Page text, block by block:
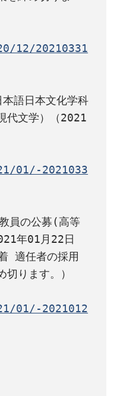
12/20210331
語日本文化学科
代文学）（2021
01/-2021033
員の公募(高等
年01月22日
適任者の採用
01/-2021012